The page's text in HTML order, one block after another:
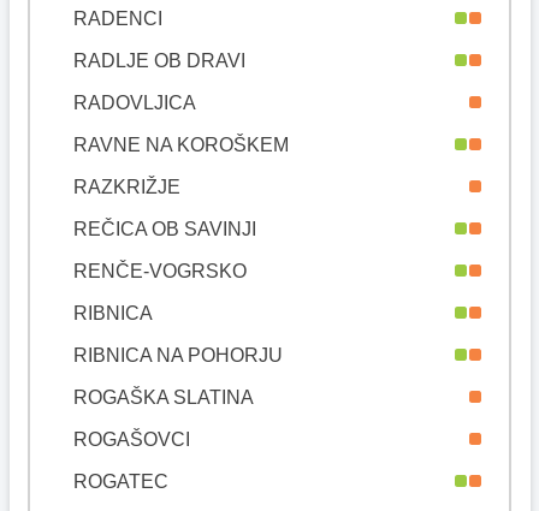
RADENCI
RADLJE OB DRAVI
RADOVLJICA
RAVNE NA KOROŠKEM
RAZKRIŽJE
REČICA OB SAVINJI
RENČE-VOGRSKO
RIBNICA
RIBNICA NA POHORJU
ROGAŠKA SLATINA
ROGAŠOVCI
ROGATEC